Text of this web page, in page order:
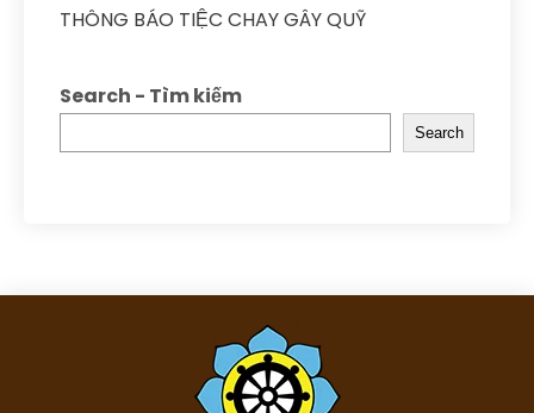
THÔNG BÁO TIỆC CHAY GÂY QUỸ
Search - Tìm kiếm
Search